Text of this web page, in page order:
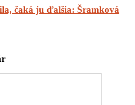
čaká ju ďalšia: Šramková